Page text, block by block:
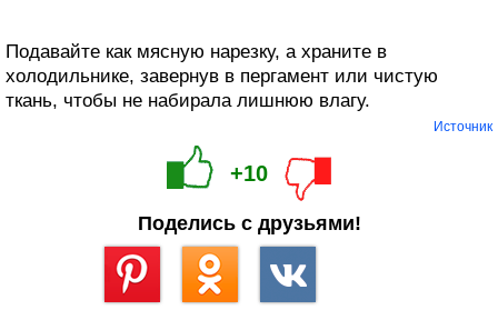
Подавайте как мясную нарезку, а храните в
холодильнике, завернув в пергамент или чистую
ткань, чтобы не набирала лишнюю влагу.
Источник
+10
Поделись с друзьями!